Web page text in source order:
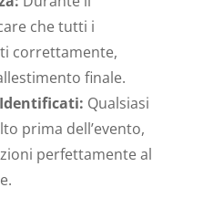
che tutti i
correttamente,
finale.
Qualsiasi
prima dell’evento,
perfettamente al